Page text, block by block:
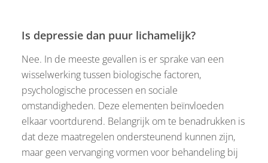
Is depressie dan puur lichamelijk?
Nee. In de meeste gevallen is er sprake van een
wisselwerking tussen biologische factoren,
psychologische processen en sociale
omstandigheden. Deze elementen beïnvloeden
elkaar voortdurend. Belangrijk om te benadrukken is
dat deze maatregelen ondersteunend kunnen zijn,
maar geen vervanging vormen voor behandeling bij